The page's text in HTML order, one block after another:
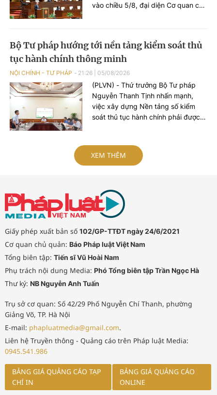
vào chiều 5/8, đại diện Cơ quan chủ
thiện dự thảo Luật theo hướng xây
dựng Hải quan số, Hải quan thông
minh, chuyển mạnh từ tư duy quản
Bộ Tư pháp hướng tới nền tảng kiểm soát thủ
tục hành chính thông minh
NỘI CHÍNH - TƯ PHÁP 21:26 05/08/2026
(PLVN) - Thứ trưởng Bộ Tư pháp
Nguyễn Thanh Tịnh nhấn mạnh,
việc xây dựng Nền tảng số kiểm
soát thủ tục hành chính phải được
biểu mẫu hay thay thế một số thao
tác thủ công bằng công nghệ, mà
dựa trên dữ liệu và tạo ra giá trị gia
tăng cho công tác quản lý nhà
nước.
XEM THÊM
Giấy phép xuất bản số 102/GP-TTĐT ngày 24/6/2021
Cơ quan chủ quản: Báo Pháp luật Việt Nam
Tổng biên tập: Tiến sĩ Vũ Hoài Nam
Phụ trách nội dung Media: Phó Tổng biên tập Trần Ngọc Hà
Thư ký: NB Nguyễn Anh Tuấn
Trụ sở cơ quan: Số 42/29 Phố Nguyễn Chí Thanh, phường
Giảng Võ, TP. Hà Nội
E-mail: phapluatmedia@gmail.com.
Liên hệ Truyền thông - Quảng cáo trên Pháp luật Media:
0945.541.986
BẢNG GIÁ QUẢNG CÁO TẠP
CHÍ IN
BẢNG GIÁ QUẢNG CÁO
ONLINE